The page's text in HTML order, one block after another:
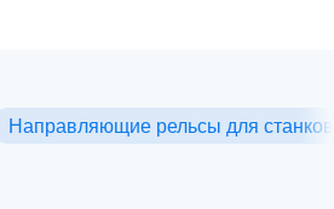
Направляющие рельсы для станков